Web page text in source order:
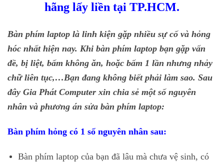
hãng lấy liền tại TP.HCM.
Bàn phím laptop là linh kiện gặp nhiều sự cố và hỏng
hóc nhất hiện nay. Khi bàn phím laptop bạn gặp vấn
đề, bị liệt, bấm không ăn, hoặc bấm 1 lần nhưng nhảy
chữ liên tục,…Bạn đang không biết phải làm sao. Sau
đây Gia Phát Computer xin chia sẻ một số nguyên
nhân và phương án sửa bàn phím laptop:
Bàn phím hỏng có 1 số nguyên nhân sau:
Bàn phím laptop của bạn đã lâu mà chưa vệ sinh, có